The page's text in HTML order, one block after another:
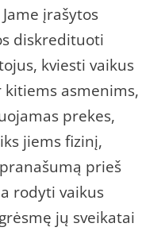
įrašytos
diskredituoti
kviesti vaikus
asmenims,
prekes,
jiems fizinį,
prieš
rodyti vaikus
jų sveikatai